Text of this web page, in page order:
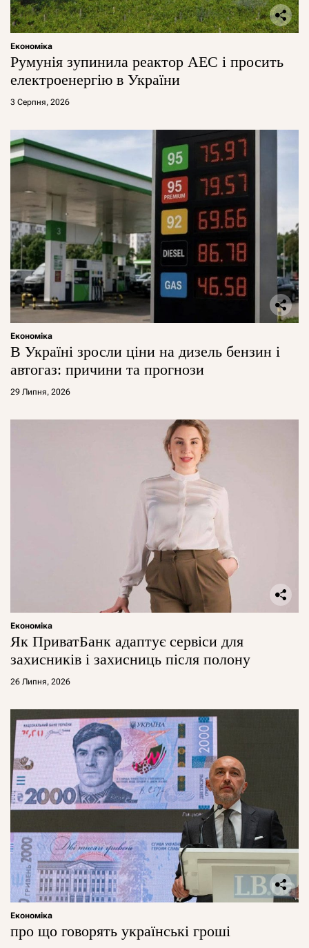
Економіка
Румунія зупинила реактор АЕС і просить
електроенергію в України
3 Серпня, 2026
Економіка
В Україні зросли ціни на дизель бензин і
автогаз: причини та прогнози
29 Липня, 2026
Економіка
Як ПриватБанк адаптує сервіси для
захисників і захисниць після полону
26 Липня, 2026
Економіка
про що говорять українські гроші